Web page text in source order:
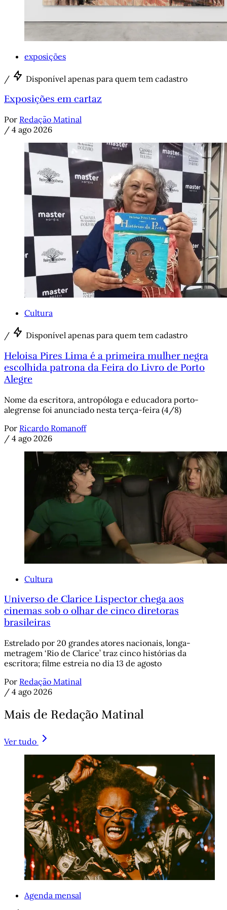
exposições
/ Disponível apenas para quem tem cadastro
Exposições em cartaz
Por Redação Matinal
/ 4 ago 2026
Cultura
/ Disponível apenas para quem tem cadastro
Heloisa Pires Lima é a primeira mulher negra
escolhida patrona da Feira do Livro de Porto
Alegre
Nome da escritora, antropóloga e educadora porto-
alegrense foi anunciado nesta terça-feira (4/8)
Por Ricardo Romanoff
/ 4 ago 2026
Cultura
Universo de Clarice Lispector chega aos
cinemas sob o olhar de cinco diretoras
brasileiras
Estrelado por 20 grandes atores nacionais, longa-
metragem ‘Rio de Clarice’ traz cinco histórias da
escritora; filme estreia no dia 13 de agosto
Por Redação Matinal
/ 4 ago 2026
Mais de Redação Matinal
Ver tudo
Agenda mensal